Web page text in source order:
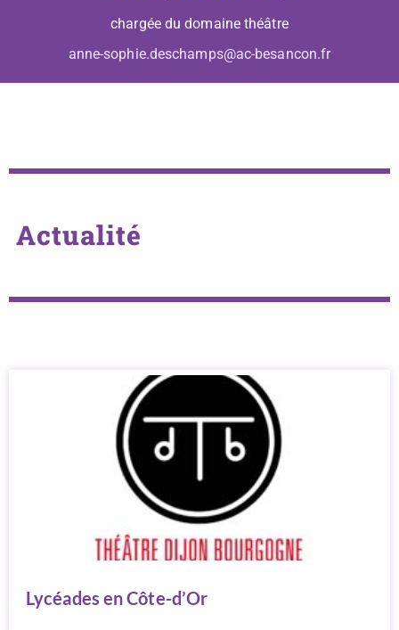
chargée du domaine théâtre
anne-sophie.deschamps@ac-besancon.fr
Actualité
Lycéades en Côte-d’Or